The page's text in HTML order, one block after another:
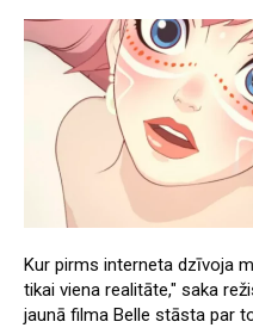
Kur pirms interneta dzīvoja
tikai viena realitāte," saka
jaunā filma Belle stāsta par